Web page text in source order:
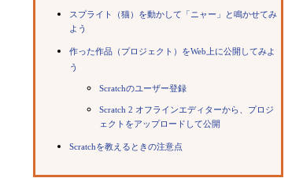
スプライト（猫）を動かして「ニャー」と鳴かせてみ
よう
作った作品（プロジェクト）をWeb上に公開してみよ
う
Scratchのユーザー登録
Scratch 2 オフラインエディターから、プロジ
ェクトをアップロードして公開
Scratchを教えるときの注意点